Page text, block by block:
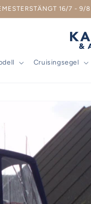
16/7 -
Cruisingsegel